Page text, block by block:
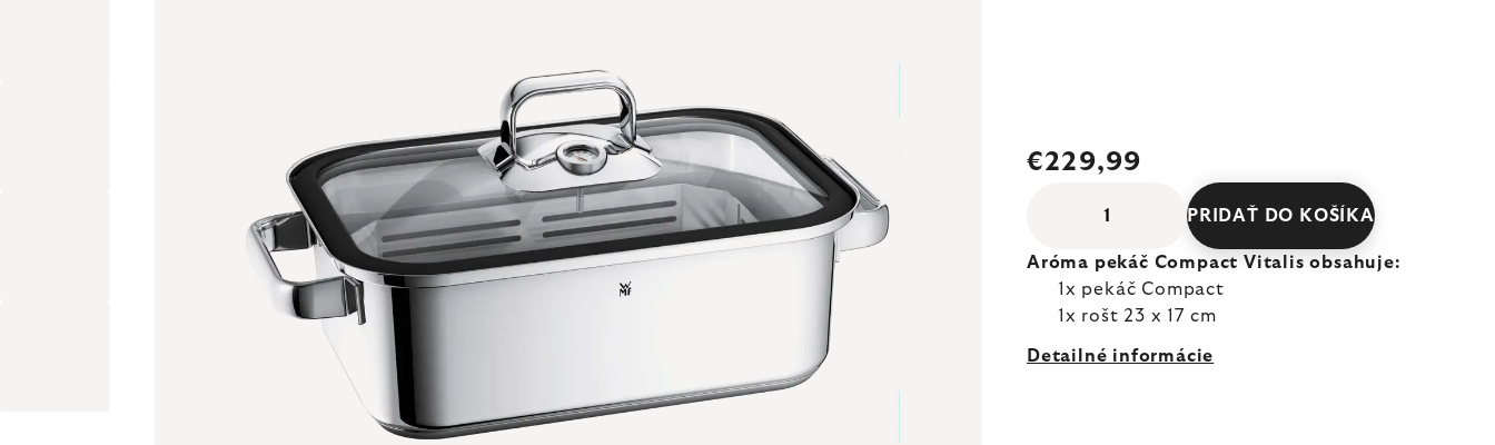
€229,99
PRIDAŤ DO KOŠÍKA
Aróma pekáč Compact Vitalis obsahuje:
1x pekáč Compact
1x rošt 23 x 17 cm
Detailné informácie